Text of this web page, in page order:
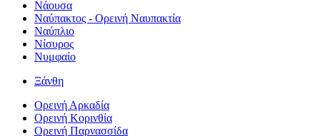
Νάουσα
Ναύπακτος - Ορεινή Ναυπακτία
Ναύπλιο
Νίσυρος
Νυμφαίο
Ξάνθη
Ορεινή Αρκαδία
Ορεινή Κορινθία
Ορεινή Παρνασσίδα